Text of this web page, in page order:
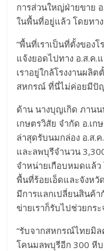
การส่วนใหญ่ฝ่ายขาย
ในพื้นที่อยู่แล้ว โดยทา
“พื้นที่เราเป็นที่ตั้งของ
แจ้งยอดไปทาง อ.ส.ค.
เราอยู่ใกล้โรงงานผลิ
สหกรณ์ ที่นี่ไม่ค่อยมีปัญ
ด้าน นางบุญเกิด ภาน
เกษตรวิสัย จำกัด อ.เก
ล่าสุดรับนมกล่อง อ.ส.
และลพบุรีจำนวน
จำหน่ายเกือบหมดแล้
พื้นที่ร้อยเอ็ดและจังหวั
มีการแลกเปลี่ยนสินค้
ข่ายเราก็รับไปช่วยกร
“รับจากสหกรณ์ไทยมิ
โคนมลพบุรีอีก 300 หี